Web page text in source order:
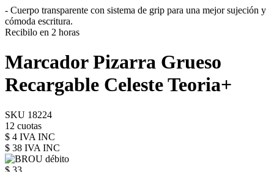
- Cuerpo transparente con sistema de grip para una mejor sujeción y
cómoda escritura.
Recibilo en 2 horas
Marcador Pizarra Grueso
Recargable Celeste Teoria+
SKU 18224
12 cuotas
$ 4 IVA INC
$ 38 IVA INC
$ 33